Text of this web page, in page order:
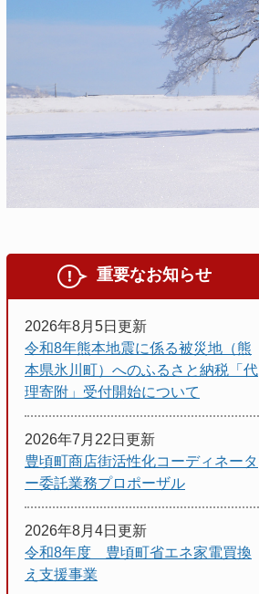
重要なお知らせ
2026年8月5日更新
令和8年熊本地震に係る被災地（熊
本県氷川町）へのふるさと納税「代
理寄附」受付開始について
2026年7月22日更新
豊頃町商店街活性化コーディネータ
ー委託業務プロポーザル
2026年8月4日更新
令和8年度 豊頃町省エネ家電買換
え支援事業